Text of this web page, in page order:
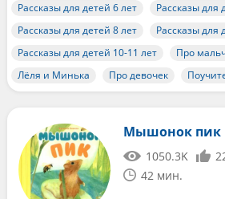
Рассказы для детей 6 лет
Рассказы для
Рассказы для детей 8 лет
Рассказы для
Рассказы для детей 10-11 лет
Про
Лёля и Минька
Про девочек
Мышонок пик
1050.3K
42 мин.